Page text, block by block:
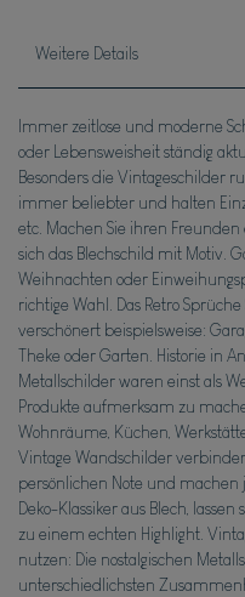
Weitere Details
Immer zeitlose und moderne
oder Lebensweisheit ständig
Besonders die Vintageschilder
immer beliebter und halten
etc. Machen Sie ihren
sich das Blechschild mit Motiv.
Weihnachten oder
richtige Wahl. Das Retro
verschönert beispielsweise:
Theke oder Garten. Historie in
Metallschilder waren einst als
Produkte aufmerksam zu
Wohnräume, Küchen,
Vintage Wandschilder
persönlichen Note und
Deko-Klassiker aus Blech,
zu einem echten Highlight.
nutzen: Die nostalgischen
unterschiedlichsten